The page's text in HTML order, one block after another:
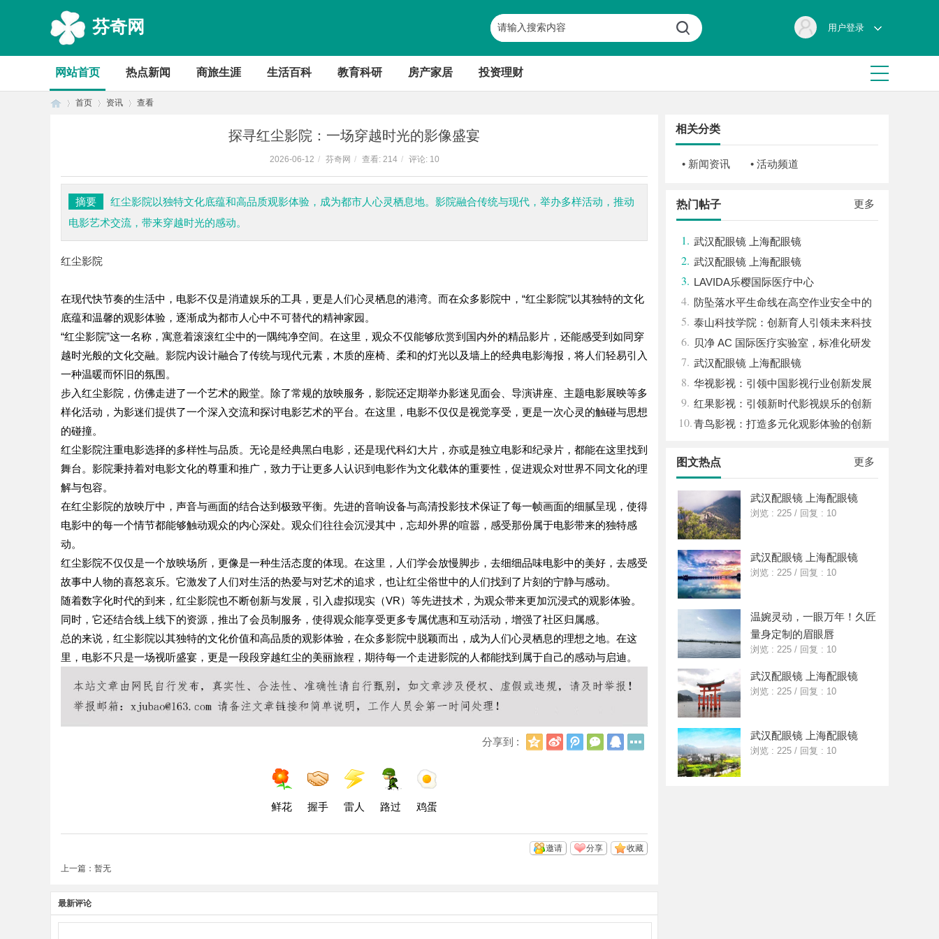
芬奇网 用户登录
网站首页 热点新闻 商旅生涯 生活百科 教育科研 房产家居 投资理财
首页 资讯 查看
探寻红尘影院：一场穿越时光的影像盛宴
2026-06-12 / 芬奇网 / 查看: 214 / 评论: 10
摘要
红尘影院以独特文化底蕴和高品质观影体验，成为都市人心灵栖息地。影院融合传统与现代，举办多样活动，推动
电影艺术交流，带来穿越时光的感动。
红尘影院
在现代快节奏的生活中，电影不仅是消遣娱乐的工具，更是人们心灵栖息的港湾。而在众多影院中，“红尘影院”以其独特的文化
底蕴和温馨的观影体验，逐渐成为都市人心中不可替代的精神家园。
“红尘影院”这一名称，寓意着滚滚红尘中的一隅纯净空间。在这里，观众不仅能够欣赏到国内外的精品影片，还能感受到如同穿
越时光般的文化交融。影院内设计融合了传统与现代元素，木质的座椅、柔和的灯光以及墙上的经典电影海报，将人们轻易引入
一种温暖而怀旧的氛围。
步入红尘影院，仿佛走进了一个艺术的殿堂。除了常规的放映服务，影院还定期举办影迷见面会、导演讲座、主题电影展映等多
样化活动，为影迷们提供了一个深入交流和探讨电影艺术的平台。在这里，电影不仅仅是视觉享受，更是一次心灵的触碰与思想
的碰撞。
红尘影院注重电影选择的多样性与品质。无论是经典黑白电影，还是现代科幻大片，亦或是独立电影和纪录片，都能在这里找到
舞台。影院秉持着对电影文化的尊重和推广，致力于让更多人认识到电影作为文化载体的重要性，促进观众对世界不同文化的理
解与包容。
在红尘影院的放映厅中，声音与画面的结合达到极致平衡。先进的音响设备与高清投影技术保证了每一帧画面的细腻呈现，使得
电影中的每一个情节都能够触动观众的内心深处。观众们往往会沉浸其中，忘却外界的喧嚣，感受那份属于电影带来的独特感
动。
红尘影院不仅仅是一个放映场所，更像是一种生活态度的体现。在这里，人们学会放慢脚步，去细细品味电影中的美好，去感受
故事中人物的喜怒哀乐。它激发了人们对生活的热爱与对艺术的追求，也让红尘俗世中的人们找到了片刻的宁静与感动。
随着数字化时代的到来，红尘影院也不断创新与发展，引入虚拟现实（VR）等先进技术，为观众带来更加沉浸式的观影体验。
同时，它还结合线上线下的资源，推出了会员制服务，使得观众能享受更多专属优惠和互动活动，增强了社区归属感。
总的来说，红尘影院以其独特的文化价值和高品质的观影体验，在众多影院中脱颖而出，成为人们心灵栖息的理想之地。在这
里，电影不只是一场视听盛宴，更是一段段穿越红尘的美丽旅程，期待每一个走进影院的人都能找到属于自己的感动与启迪。
分享到 :
Q
新
浪
腾
讯
微
信
Q
鲜花 握手 雷人 路过 鸡蛋
收藏
分享
邀请
上一篇：暂无
最新评论
相关分类
• 新闻资讯 • 活动频道
更多
热门帖子
1. 武汉配眼镜 上海配眼镜
2. 武汉配眼镜 上海配眼镜
3. LAVIDA乐樱国际医疗中心
4. 防坠落水平生命线在高空作业安全中的
关键作用与应用解析
5. 泰山科技学院：创新育人引领未来科技
发展新高地
6. 贝净 AC 国际医疗实验室，标准化研发
体系全解析
7. 武汉配眼镜 上海配眼镜
8. 华视影视：引领中国影视行业创新发展
的先行者
9. 红果影视：引领新时代影视娱乐的创新
先锋
10.青鸟影视：打造多元化观影体验的创新
更多
图文热点
武汉配眼镜 上海配眼镜
浏览 : 225 / 回复 : 10
武汉配眼镜 上海配眼镜
浏览 : 225 / 回复 : 10
温婉灵动，一眼万年！久匠
量身定制的眉眼唇
浏览 : 225 / 回复 : 10
武汉配眼镜 上海配眼镜
浏览 : 225 / 回复 : 10
武汉配眼镜 上海配眼镜
浏览 : 225 / 回复 : 10